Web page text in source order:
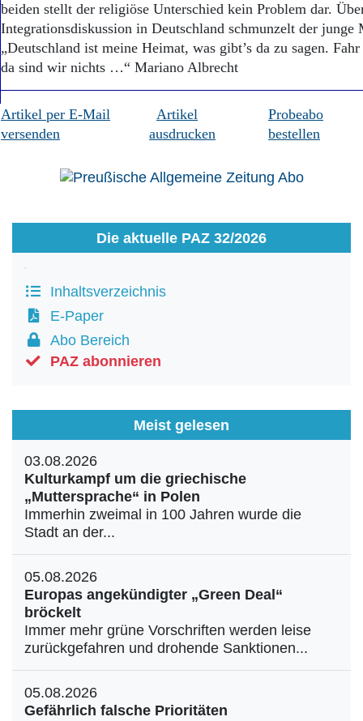
beiden stellt der religiöse Unterschied kein Problem dar.
Integrationsdiskussion in Deutschland schmunzelt der junge
„Deutschland ist meine Heimat, was gibt’s da zu sagen.
da sind wir nichts …“ Mariano Albrecht
Artikel per E-Mail
versenden
Artikel
ausdrucken
Probeabo
bestellen
Die aktuelle PAZ 32/2026
Inhaltsverzeichnis
E-Paper
Abo Bereich
PAZ abonnieren
Meist gelesen
03.08.2026
Kulturkampf um die griechische
„Muttersprache“ in Polen
Immerhin zweimal in 100 Jahren wurde die
Stadt an der...
05.08.2026
Europas angekündigter „Green Deal“
bröckelt
Immer mehr grüne Vorschriften werden leise
zurückgefahren und drohende Sanktionen...
05.08.2026
Gefährlich falsche Prioritäten